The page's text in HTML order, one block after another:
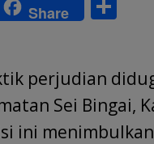
Share
e
perjudian
Sei Bingai,
ini